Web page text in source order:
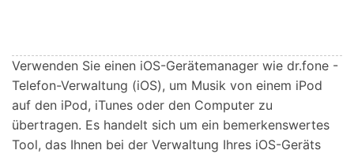
Verwenden Sie einen iOS-Gerätemanager wie dr.fone -
Telefon-Verwaltung (iOS), um Musik von einem iPod
auf den iPod, iTunes oder den Computer zu
übertragen. Es handelt sich um ein bemerkenswertes
Tool, das Ihnen bei der Verwaltung Ihres iOS-Geräts